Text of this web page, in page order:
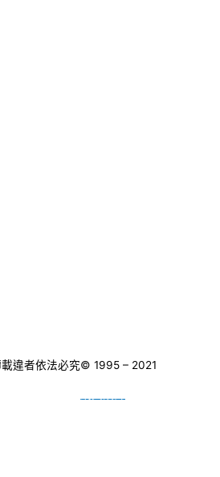
違者依法必究© 1995 – 2021